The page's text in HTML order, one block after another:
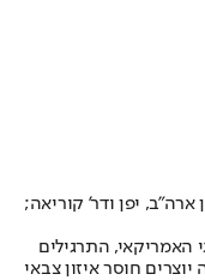
יפן ודר' קוריאה;
האמריקאי, התרגילים
חוסר איזון צבאי